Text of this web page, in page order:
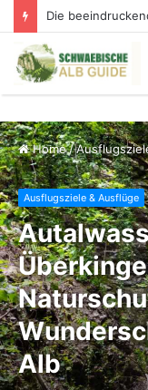
Home/
Ausflugsziele & Ausflüge
Alb